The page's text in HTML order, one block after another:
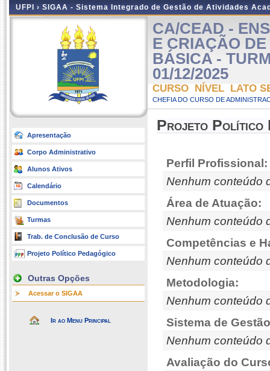
UFPI › SIGAA - Sistema Integrado de Gestão de Atividades
Apresentação
Corpo Administrativo
Alunos Ativos
Calendário
Documentos
Turmas
Trab. de Conclusão de Curso
Projeto Político Pedagógico
Outras Opções
Acessar o SIGAA
Ir ao Menu Principal
CA/CEAD -
E CRIAÇÃO
BÁSICA -
01/12/2025
CURSO NÍVEL LATO
CHEFIA DO CURSO DE
Projeto Político
Perfil Profissional:
Nenhum conteúdo
Área de Atuação:
Nenhum conteúdo
Competências e
Nenhum conteúdo
Metodologia:
Nenhum conteúdo
Sistema de
Nenhum conteúdo
Avaliação do